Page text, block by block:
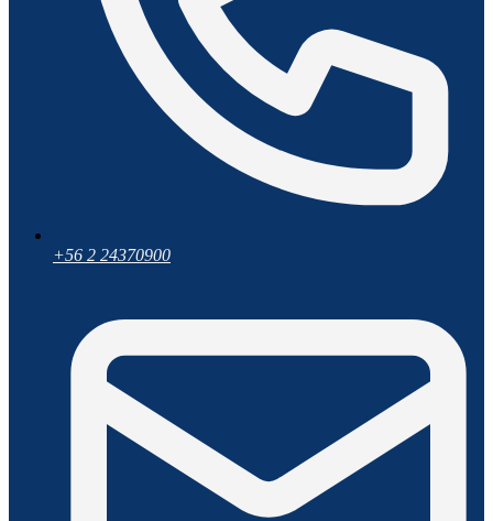
+56 2 24370900